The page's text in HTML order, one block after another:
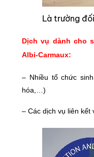
Là trường
Dịch vụ dành cho
Albi-Carmaux:
– Nhiều tổ chức
hóa,…)
– Các dịch vụ liên